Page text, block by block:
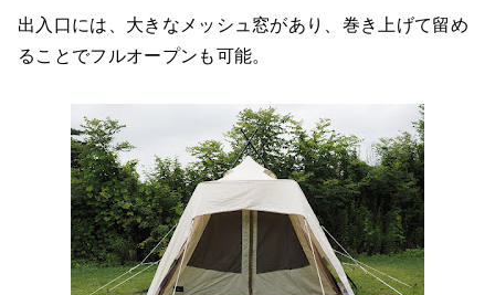
出入口には、大きなメッシュ窓があり、巻き上げて留め
ることでフルオープンも可能。